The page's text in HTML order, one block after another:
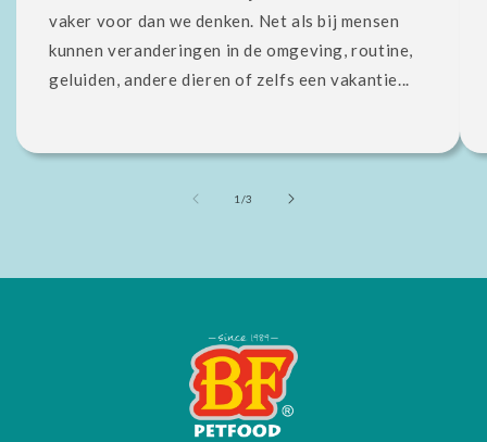
vaker voor dan we denken. Net als bij mensen
kunnen veranderingen in de omgeving, routine,
geluiden, andere dieren of zelfs een vakantie...
1 /de
3